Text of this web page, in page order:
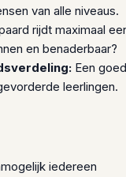
van alle niveaus.
rijdt maximaal
en benaderbaar?
Een
leerlingen.
iedereen